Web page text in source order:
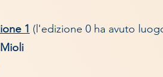
1 (l'edizione 0 ha avuto